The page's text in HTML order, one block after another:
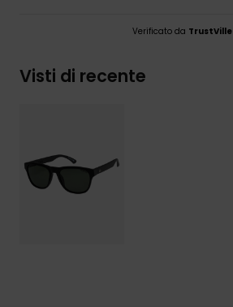
Verificato da TrustVille
Visti di recente